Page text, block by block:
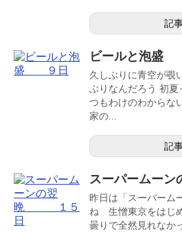
記
ビールと泡盛
久しぶりに青空が
ぶりなんだろう 初夏
つもわけのわからな
家の...
記
スーパーム
昨日は「スーパーム
ね 生憎東京をはじ
曇りで全然見れなか